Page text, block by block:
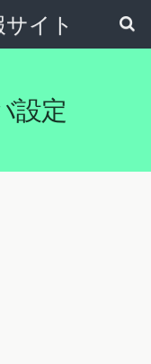
イト
設定